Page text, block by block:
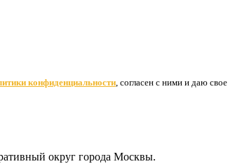
конфиденциальности, согласен с ними и даю свое
округ города Москвы.